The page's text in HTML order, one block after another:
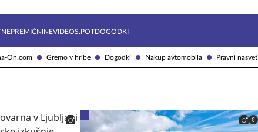
On.com Gremo v hribe Dogodki Nakup avtomobila Pravni nasvet
NEPREMIČNINEVIDEOS.POTDOGODKI